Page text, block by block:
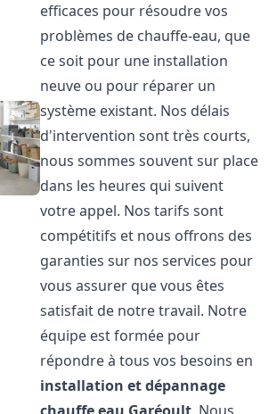
efficaces pour résoudre vos
problèmes de chauffe-eau, que
ce soit pour une installation
neuve ou pour réparer un
système existant. Nos délais
d'intervention sont très courts,
nous sommes souvent sur place
dans les heures qui suivent
votre appel. Nos tarifs sont
compétitifs et nous offrons des
garanties sur nos services pour
vous assurer que vous êtes
satisfait de notre travail. Notre
équipe est formée pour
répondre à tous vos besoins en
installation et dépannage